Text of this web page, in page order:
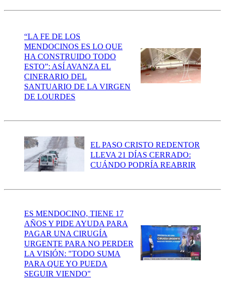
“LA FE DE LOS
MENDOCINOS ES LO QUE
HA CONSTRUIDO TODO
ESTO”: ASÍ AVANZA EL
CINERARIO DEL
SANTUARIO DE LA VIRGEN
DE LOURDES
EL PASO CRISTO REDENTOR
LLEVA 21 DÍAS CERRADO:
CUÁNDO PODRÍA REABRIR
ES MENDOCINO, TIENE 17
AÑOS Y PIDE AYUDA PARA
PAGAR UNA CIRUGÍA
URGENTE PARA NO PERDER
LA VISIÓN: "TODO SUMA
PARA QUE YO PUEDA
SEGUIR VIENDO"